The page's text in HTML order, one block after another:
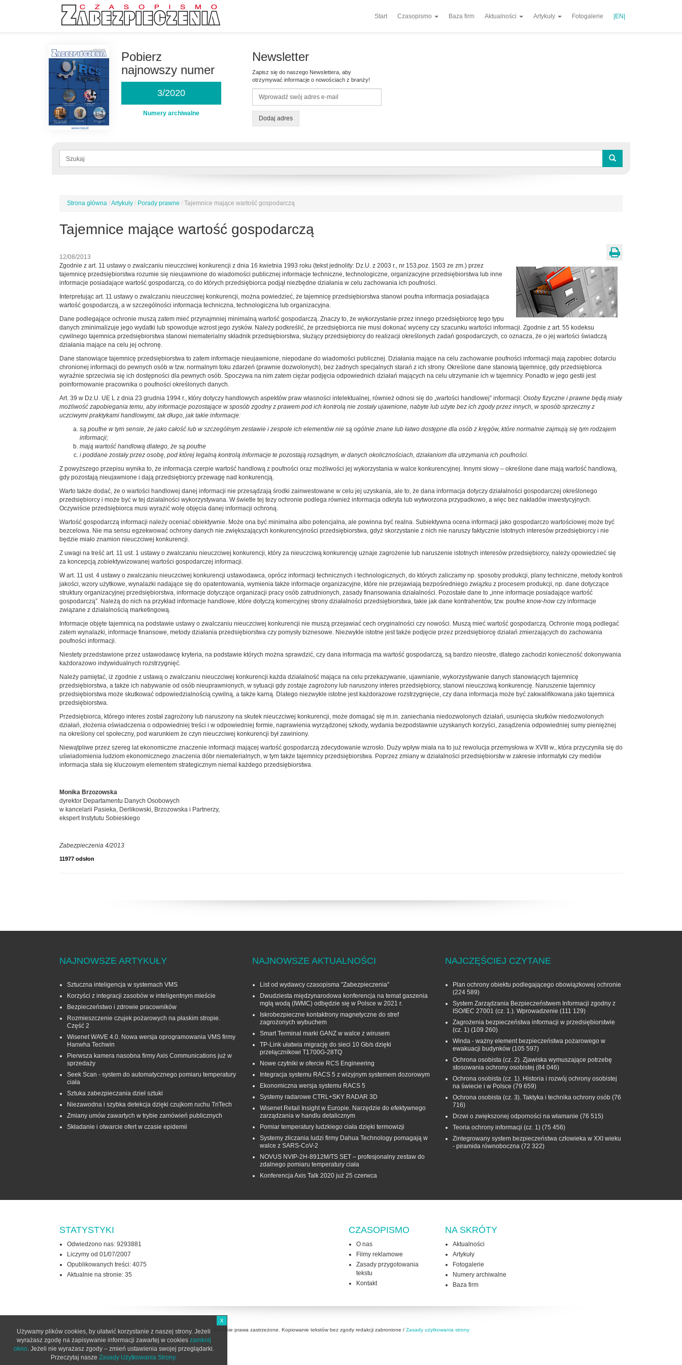
Start Czasopismo Baza firm Aktualności Artykuły Fotogalerie |EN|
Pobierz
najnowszy numer
3/2020
Numery archiwalne
Newsletter
Zapisz się do naszego Newslettera, aby
otrzymywać informacje o nowościach z branży!
Dodaj adres
Formularz
Jesteś
Strona główna /Artykuły / Porady prawne / Tajemnice mające wartość gospodarczą
Tajemnice mające wartość gospodarczą
12/08/2013
Zgodnie z art. 11 ustawy o zwalczaniu nieuczciwej konkurencji z dnia 16 kwietnia 1993 roku (tekst jednolity: Dz.U. z 2003 r., nr 153,poz. 1503 ze zm.) przez
tajemnicę przedsiębiorstwa rozumie się nieujawnione do wiadomości publicznej informacje techniczne, technologiczne, organizacyjne przedsiębiorstwa lub inne
informacje posiadające wartość gospodarczą, co do których przedsiębiorca podjął niezbędne działania w celu zachowania ich poufności.
Interpretując art. 11 ustawy o zwalczaniu nieuczciwej konkurencji, można powiedzieć, że tajemnicę przedsiębiorstwa stanowi poufna informacja posiadająca
wartość gospodarczą, a w szczególności informacja techniczna, technologiczna lub organizacyjna.
Dane podlegające ochronie muszą zatem mieć przynajmniej minimalną wartość gospodarczą. Znaczy to, że wykorzystanie przez innego przedsiębiorcę tego typu
danych zminimalizuje jego wydatki lub spowoduje wzrost jego zysków. Należy podkreślić, że przedsiębiorca nie musi dokonać wyceny czy szacunku wartości informacji. Zgodnie z art. 55 kodeksu
cywilnego tajemnica przedsiębiorstwa stanowi niematerialny składnik przedsiębiorstwa, służący przedsiębiorcy do realizacji określonych zadań gospodarczych, co oznacza, że o jej wartości świadczą
działania mające na celu jej ochronę.
Dane stanowiące tajemnicę przedsiębiorstwa to zatem informacje nieujawnione, niepodane do wiadomości publicznej. Działania mające na celu zachowanie poufności informacji mają zapobiec dotarciu
chronionej informacji do pewnych osób w tzw. normalnym toku zdarzeń (prawnie dozwolonych), bez żadnych specjalnych starań z ich strony. Określone dane stanowią tajemnicę, gdy przedsiębiorca
wyraźnie sprzeciwia się ich dostępności dla pewnych osób. Spoczywa na nim zatem ciężar podjęcia odpowiednich działań mających na celu utrzymanie ich w tajemnicy. Ponadto w jego gestii jest
poinformowanie pracownika o poufności określonych danych.
Art. 39 w Dz.U. UE L z dnia 23 grudnia 1994 r., który dotyczy handlowych aspektów praw własności intelektualnej, również odnosi się do „wartości handlowej” informacji: Osoby fizyczne i prawne będą miały
możliwość zapobiegania temu, aby informacje pozostające w sposób zgodny z prawem pod ich kontrolą nie zostały ujawnione, nabyte lub użyte bez ich zgody przez innych, w sposób sprzeczny z
uczciwymi praktykami handlowymi, tak długo, jak takie informacje:
są poufne w tym sensie, że jako całość lub w szczególnym zestawie i zespole ich elementów nie są ogólnie znane lub łatwo dostępne dla osób z kręgów, które normalnie zajmują się tym rodzajem
informacji;
mają wartość handlową dlatego, że są poufne
i poddane zostały przez osobę, pod której legalną kontrolą informacje te pozostają rozsądnym, w danych okolicznościach, działaniom dla utrzymania ich poufności.
Z powyższego przepisu wynika to, że informacja czerpie wartość handlową z poufności oraz możliwości jej wykorzystania w walce konkurencyjnej. Innymi słowy – określone dane mają wartość handlową,
gdy pozostają nieujawnione i dają przedsiębiorcy przewagę nad konkurencją.
Warto także dodać, że o wartości handlowej danej informacji nie przesądzają środki zainwestowane w celu jej uzyskania, ale to, że dana informacja dotyczy działalności gospodarczej określonego
przedsiębiorcy i może być w tej działalności wykorzystywana. W świetle tej tezy ochronie podlega również informacja odkryta lub wytworzona przypadkowo, a więc bez nakładów inwestycyjnych.
Oczywiście przedsiębiorca musi wyrazić wolę objęcia danej informacji ochroną.
Wartość gospodarczą informacji należy oceniać obiektywnie. Może ona być minimalna albo potencjalna, ale powinna być realna. Subiektywna ocena informacji jako gospodarczo wartościowej może być
bezcelowa. Nie ma sensu egzekwować ochrony danych nie zwiększających konkurencyjności przedsiębiorstwa, gdyż skorzystanie z nich nie naruszy faktycznie istotnych interesów przedsiębiorcy i nie
będzie miało znamion nieuczciwej konkurencji.
Z uwagi na treść art. 11 ust. 1 ustawy o zwalczaniu nieuczciwej konkurencji, który za nieuczciwą konkurencję uznaje zagrożenie lub naruszenie istotnych interesów przedsiębiorcy, należy opowiedzieć się
za koncepcją zobiektywizowanej wartości gospodarczej informacji.
W art. 11 ust. 4 ustawy o zwalczaniu nieuczciwej konkurencji ustawodawca, oprócz informacji technicznych i technologicznych, do których zaliczamy np. sposoby produkcji, plany techniczne, metody kontroli
jakości, wzory użytkowe, wynalazki nadające się do opatentowania, wymienia także informacje organizacyjne, które nie przejawiają bezpośredniego związku z procesem produkcji, np. dane dotyczące
struktury organizacyjnej przedsiębiorstwa, informacje dotyczące organizacji pracy osób zatrudnionych, zasady finansowania działalności. Pozostałe dane to „inne informacje posiadające wartość
gospodarczą”. Należą do nich na przykład informacje handlowe, które dotyczą komercyjnej strony działalności przedsiębiorstwa, takie jak dane kontrahentów, tzw. poufne know-how czy informacje
związane z działalnością marketingową.
Informacje objęte tajemnicą na podstawie ustawy o zwalczaniu nieuczciwej konkurencji nie muszą przejawiać cech oryginalności czy nowości. Muszą mieć wartość gospodarczą. Ochronie mogą podlegać
zatem wynalazki, informacje finansowe, metody działania przedsiębiorstwa czy pomysły biznesowe. Niezwykle istotne jest także podjęcie przez przedsiębiorcę działań zmierzających do zachowania
poufności informacji.
Niestety przedstawione przez ustawodawcę kryteria, na podstawie których można sprawdzić, czy dana informacja ma wartość gospodarczą, są bardzo nieostre, dlatego zachodzi konieczność dokonywania
każdorazowo indywidualnych rozstrzygnięć.
Należy pamiętać, iż zgodnie z ustawą o zwalczaniu nieuczciwej konkurencji każda działalność mająca na celu przekazywanie, ujawnianie, wykorzystywanie danych stanowiących tajemnicę
przedsiębiorstwa, a także ich nabywanie od osób nieuprawnionych, w sytuacji gdy zostaje zagrożony lub naruszony interes przedsiębiorcy, stanowi nieuczciwą konkurencję. Naruszenie tajemnicy
przedsiębiorstwa może skutkować odpowiedzialnością cywilną, a także karną. Dlatego niezwykle istotne jest każdorazowe rozstrzygnięcie, czy dana informacja może być zakwalifikowana jako tajemnica
przedsiębiorstwa.
Przedsiębiorca, którego interes został zagrożony lub naruszony na skutek nieuczciwej konkurencji, może domagać się m.in. zaniechania niedozwolonych działań, usunięcia skutków niedozwolonych
działań, złożenia oświadczenia o odpowiedniej treści i w odpowiedniej formie, naprawienia wyrządzonej szkody, wydania bezpodstawnie uzyskanych korzyści, zasądzenia odpowiedniej sumy pieniężnej
na określony cel społeczny, pod warunkiem że czyn nieuczciwej konkurencji był zawiniony.
Niewątpliwe przez szereg lat ekonomiczne znaczenie informacji mającej wartość gospodarczą zdecydowanie wzrosło. Duży wpływ miała na to już rewolucja przemysłowa w XVIII w., która przyczyniła się do
uświadomienia ludziom ekonomicznego znaczenia dóbr niematerialnych, w tym także tajemnicy przedsiębiorstwa. Poprzez zmiany w działalności przedsiębiorstw w zakresie informatyki czy mediów
informacja stała się kluczowym elementem strategicznym niemal każdego przedsiębiorstwa.
Monika Brzozowska
dyrektor Departamentu Danych Osobowych
w kancelarii Pasieka, Derlikowski, Brzozowska i Partnerzy,
ekspert Instytutu Sobieskiego
Zabezpieczenia 4/2013
11977 odsłon
NAJNOWSZE ARTYKUŁY
Sztuczna inteligencja w systemach VMS
Korzyści z integracji zasobów w inteligentnym mieście
Bezpieczeństwo i zdrowie pracowników
Rozmieszczenie czujek pożarowych na płaskim stropie.
Część 2
Wisenet WAVE 4.0. Nowa wersja oprogramowania VMS firmy
Hanwha Techwin
Pierwsza kamera nasobna firmy Axis Communications już w
sprzedaży
Seek Scan - system do automatycznego pomiaru temperatury
ciała
Sztuka zabezpieczania dzieł sztuki
Niezawodna i szybka detekcja dzięki czujkom ruchu TriTech
Zmiany umów zawartych w trybie zamówień publicznych
Składanie i otwarcie ofert w czasie epidemii
NAJNOWSZE AKTUALNOŚCI
List od wydawcy czasopisma "Zabezpieczenia"
Dwudziesta międzynarodowa konferencja na temat gaszenia
mgłą wodą (IWMC) odbędzie się w Polsce w 2021 r.
Iskrobezpieczne kontaktrony magnetyczne do stref
zagrożonych wybuchem
Smart Terminal marki GANZ w walce z wirusem
TP-Link ułatwia migrację do sieci 10 Gb/s dzięki
przełącznikowi T1700G‑28TQ
Nowe czytniki w ofercie RCS Engineering
Integracja systemu RACS 5 z wizyjnym systemem dozorowym
Ekonomiczna wersja systemu RACS 5
Systemy radarowe CTRL+SKY RADAR 3D
Wisenet Retail Insight w Europie. Narzędzie do efektywnego
zarządzania w handlu detalicznym
Pomiar temperatury ludzkiego ciała dzięki termowizji
Systemy zliczania ludzi firmy Dahua Technology pomagają w
walce z SARS-CoV-2
NOVUS NVIP-2H-8912M/TS SET – profesjonalny zestaw do
zdalnego pomiaru temperatury ciała
Konferencja Axis Talk 2020 już 25 czerwca
NAJCZĘŚCIEJ CZYTANE
Plan ochrony obiektu podlegającego obowiązkowej ochronie
(224 589)
System Zarządzania Bezpieczeństwem Informacji zgodny z
ISO/IEC 27001 (cz. 1.). Wprowadzenie (111 129)
Zagrożenia bezpieczeństwa informacji w przedsiębiorstwie
(cz. 1) (109 260)
Winda - ważny element bezpieczeństwa pożarowego w
ewakuacji budynków (105 597)
Ochrona osobista (cz. 2). Zjawiska wymuszające potrzebę
stosowania ochrony osobistej (84 046)
Ochrona osobista (cz. 1). Historia i rozwój ochrony osobistej
na świecie i w Polsce (79 659)
Ochrona osobista (cz. 3). Taktyka i technika ochrony osób (76
716)
Drzwi o zwiększonej odporności na włamanie (76 515)
Teoria ochrony informacji (cz. 1) (75 456)
Zintegrowany system bezpieczeństwa człowieka w XXI wieku
- piramida równoboczna (72 322)
STATYSTYKI
Odwiedzono nas: 9293881
Liczymy od 01/07/2007
Opublikowanych treści: 4075
Aktualnie na stronie: 35
CZASOPISMO
O nas
Filmy reklamowe
Zasady przygotowania
tekstu
Kontakt
NA SKRÓTY
Aktualności
Artykuły
Fotogalerie
Numery archiwalne
Baza firm
Wszelkie prawa zastrzeżone. Kopiowanie tekstów bez zgody redakcji zabronione / Zasady użytkowania strony
x
Używamy plików cookies, by ułatwić korzystanie z naszej strony. Jeżeli
wyrażasz zgodę na zapisywanie informacji zawartej w cookies zamknij
okno. Jeżeli nie wyrażasz zgody – zmień ustawienia swojej przeglądarki.
Przeczytaj nasze Zasady Użytkowania Strony.